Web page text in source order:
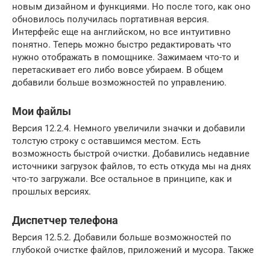
новым дизайном и функциями. Но после того, как оно
обновилось получилась портативная версия.
Интерфейс еще на английском, но все интуитивно
понятно. Теперь можно быстро редактировать что
нужно отображать в помощнике. Зажимаем что-то и
перетаскивает его либо вовсе убираем. В общем
добавили больше возможностей по управлению.
Мои файлы
Версия 12.2.4. Немного увеличили значки и добавили
толстую строку с оставшимся местом. Есть
возможность быстрой очистки. Добавились недавние
источники загрузок файлов, то есть откуда мы на днях
что-то загружали. Все остальное в принципе, как и
прошлых версиях.
Диспетчер телефона
Версия 12.5.2. Добавили больше возможностей по
глубокой очистке файлов, приложений и мусора. Также